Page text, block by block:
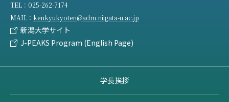
TEL： 025-262-7174
MAIL： kenkyukyoten@adm.niigata-u.ac.jp
新潟大学サイト
J-PEAKS Program (English Page)
学長挨拶